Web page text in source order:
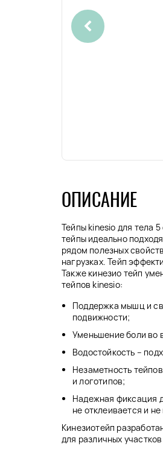
ОПИСАНИЕ
Тейпы kinesio для тела
тейпы идеально
рядом полезных
нагрузках. Тейп
Также кинезио тейп
тейпов kinesio:
Поддержка мышц и
подвижности;
Уменьшение боли во
Водостойкость –
Незаметность
и логотипов;
Надежная фиксация
не отклеивается и
Кинезиотейп
для различных